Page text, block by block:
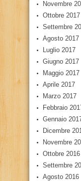
Novembre
Ottobre 2017
Settembre
Agosto 2017
Luglio 2017
Giugno 2017
Maggio 2017
Aprile 2017
Marzo 2017
Febbraio
Gennaio
Dicembre
Novembre
Ottobre 2016
Settembre
Agosto 2016